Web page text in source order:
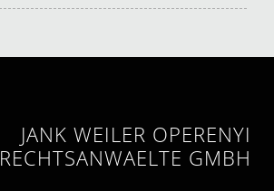
JANK WEILER OPERENYI
RECHTSANWAELTE GMBH